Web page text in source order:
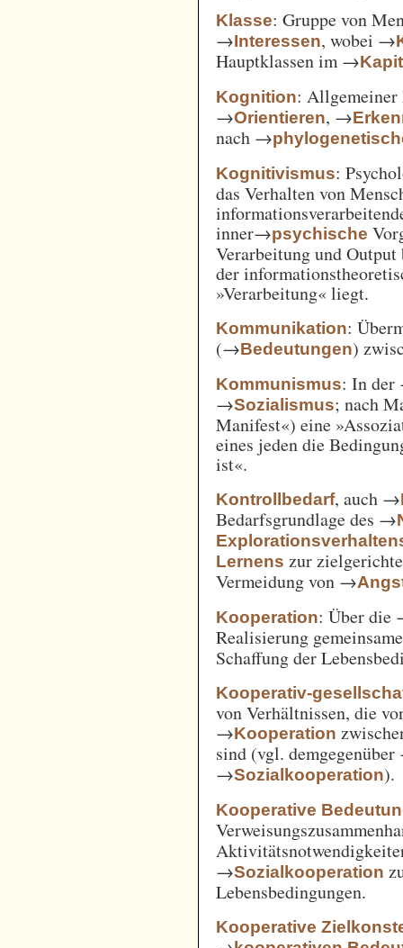
Klasse: Gruppe von
→Interessen, wobei →
Hauptklassen im →
Kognition: Allgemeiner
→Orientieren, →
nach →
Kognitivismus:
das Verhalten von
inner→psychische
Verarbeitung und
der
»Verarbeitung« liegt.
Kommunikation:
(→Bedeutungen)
Kommunismus: In
→Sozialismus; nach
Manifest«) eine
eines jeden die
ist«.
Kontrollbedarf, auch →
Bedarfsgrundlage des →
Lernens zur
Vermeidung von →
Kooperation: Über
Realisierung
Schaffung der
Kooperativ-
von Verhältnissen, die
→Kooperation
sind (vgl.
→Sozialkooperation).
Kooperative
→Sozialkooperation
Lebensbedingungen.
Kooperative